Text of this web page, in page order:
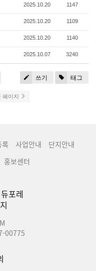
2025.10.20 1147
2025.10.20 1109
2025.10.20 1140
2025.10.07 3240
쓰기 태그
페이지
사업안내
단지안내
홍보센터
포레
00775